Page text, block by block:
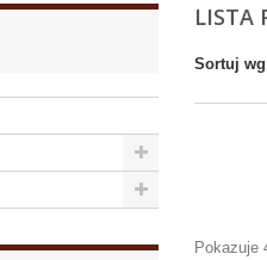
LISTA
Sortuj wg
Pokazuje